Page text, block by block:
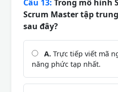
Câu 13: Trong mô hình
Scrum Master tập
sau đây?
A. Trực tiếp viết mã
năng phức tạp nhất.